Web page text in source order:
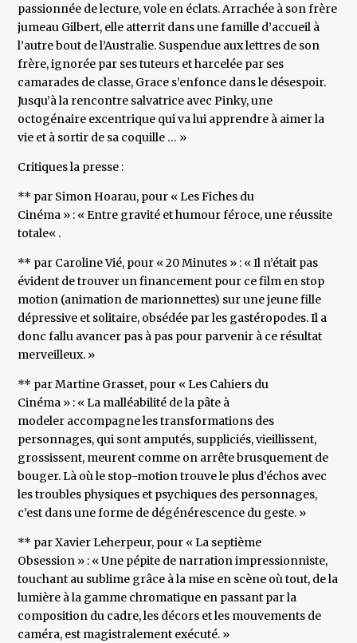
passionnée de lecture, vole en éclats. Arrachée à son frère
jumeau Gilbert, elle atterrit dans une famille d’accueil à
l’autre bout de l’Australie. Suspendue aux lettres de son
frère, ignorée par ses tuteurs et harcelée par ses
camarades de classe, Grace s’enfonce dans le désespoir.
Jusqu’à la rencontre salvatrice avec Pinky, une
octogénaire excentrique qui va lui apprendre à aimer la
vie et à sortir de sa coquille … »
Critiques la presse :
** par Simon Hoarau, pour « Les Fiches du
Cinéma » : « Entre gravité et humour féroce, une réussite
totale« .
** par Caroline Vié, pour « 20 Minutes » : « Il n’était pas
évident de trouver un financement pour ce film en stop
motion (animation de marionnettes) sur une jeune fille
dépressive et solitaire, obsédée par les gastéropodes. Il a
donc fallu avancer pas à pas pour parvenir à ce résultat
merveilleux. »
** par Martine Grasset, pour « Les Cahiers du
Cinéma » : « La malléabilité de la pâte à
modeler accompagne les transformations des
personnages, qui sont amputés, suppliciés, vieillissent,
grossissent, meurent comme on arrête brusquement de
bouger. Là où le stop-motion trouve le plus d’échos avec
les troubles physiques et psychiques des personnages,
c’est dans une forme de dégénérescence du geste. »
** par Xavier Leherpeur, pour « La septième
Obsession » : « Une pépite de narration impressionniste,
touchant au sublime grâce à la mise en scène où tout, de la
lumière à la gamme chromatique en passant par la
composition du cadre, les décors et les mouvements de
caméra, est magistralement exécuté. »